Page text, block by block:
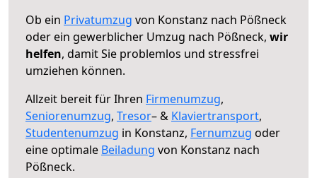
Ob ein Privatumzug von Konstanz nach Pößneck
oder ein gewerblicher Umzug nach Pößneck, wir
helfen, damit Sie problemlos und stressfrei
umziehen können.
Allzeit bereit für Ihren Firmenumzug,
Seniorenumzug, Tresor– & Klaviertransport,
Studentenumzug in Konstanz, Fernumzug oder
eine optimale Beiladung von Konstanz nach
Pößneck.